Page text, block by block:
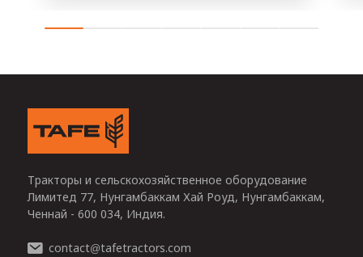
Тракторы и сельскохозяйственное оборудование
Лимитед 77, Нунгамбаккам Хай Роуд, Нунгамбаккам,
Ченнай - 600 034, Индия.
contact@tafetractors.com